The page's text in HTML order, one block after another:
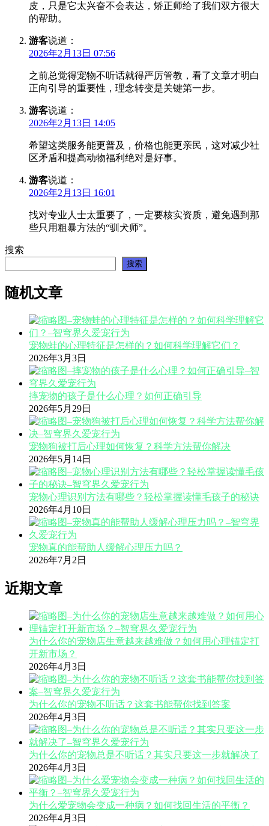
皮，只是它太兴奋不会表达，矫正师给了我们双方很大
的帮助。
游客说道：
2026年2月13日 07:56
之前总觉得宠物不听话就得严厉管教，看了文章才明白
正向引导的重要性，理念转变是关键第一步。
游客说道：
2026年2月13日 14:05
希望这类服务能更普及，价格也能更亲民，这对减少社
区矛盾和提高动物福利绝对是好事。
游客说道：
2026年2月13日 16:01
找对专业人士太重要了，一定要核实资质，避免遇到那
些只用粗暴方法的“驯犬师”。
搜索
搜索
随机文章
宠物蛙的心理特征是怎样的？如何科学理解它们？
2026年3月3日
摔宠物的孩子是什么心理？如何正确引导
2026年5月29日
宠物狗被打后心理如何恢复？科学方法帮你解决
2026年5月14日
宠物心理识别方法有哪些？轻松掌握读懂毛孩子的秘诀
2026年4月10日
宠物真的能帮助人缓解心理压力吗？
2026年7月2日
近期文章
为什么你的宠物店生意越来越难做？如何用心理锚定打
开新市场？
2026年4月3日
为什么你的宠物不听话？这套书能帮你找到答案
2026年4月3日
为什么你的宠物总是不听话？其实只要这一步就解决了
2026年4月3日
为什么爱宠物会变成一种病？如何找回生活的平衡？
2026年4月3日